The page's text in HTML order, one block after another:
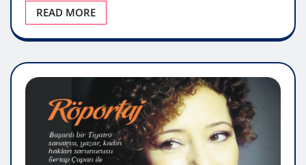
READ MORE